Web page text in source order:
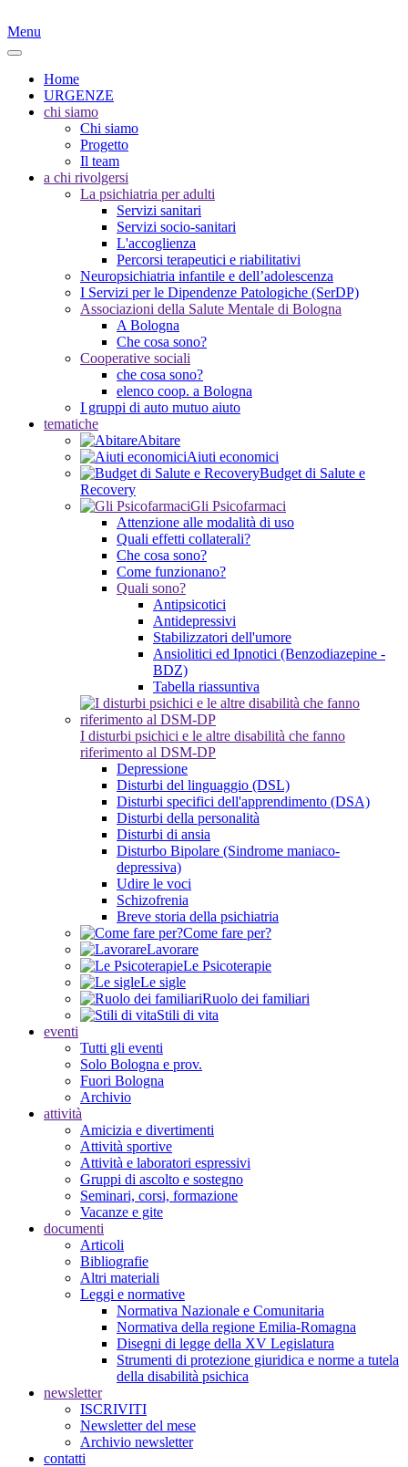
Menu
Home
URGENZE
chi siamo
Chi siamo
Progetto
Il team
a chi rivolgersi
La psichiatria per adulti
Servizi sanitari
Servizi socio-sanitari
L'accoglienza
Percorsi terapeutici e riabilitativi
Neuropsichiatria infantile e dell’adolescenza
I Servizi per le Dipendenze Patologiche (SerDP)
Associazioni della Salute Mentale di Bologna
A Bologna
Che cosa sono?
Cooperative sociali
che cosa sono?
elenco coop. a Bologna
I gruppi di auto mutuo aiuto
tematiche
Abitare
Aiuti economici
Budget di Salute e
Recovery
Gli Psicofarmaci
Attenzione alle modalità di uso
Quali effetti collaterali?
Che cosa sono?
Come funzionano?
Quali sono?
Antipsicotici
Antidepressivi
Stabilizzatori dell'umore
Ansiolitici ed Ipnotici (Benzodiazepine -
BDZ)
Tabella riassuntiva
I disturbi psichici e le altre disabilità che fanno
riferimento al DSM-DP
Depressione
Disturbi del linguaggio (DSL)
Disturbi specifici dell'apprendimento (DSA)
Disturbi della personalità
Disturbi di ansia
Disturbo Bipolare (Sindrome maniaco-
depressiva)
Udire le voci
Schizofrenia
Breve storia della psichiatria
Come fare per?
Lavorare
Le Psicoterapie
Le sigle
Ruolo dei familiari
Stili di vita
eventi
Tutti gli eventi
Solo Bologna e prov.
Fuori Bologna
Archivio
attività
Amicizia e divertimenti
Attività sportive
Attività e laboratori espressivi
Gruppi di ascolto e sostegno
Seminari, corsi, formazione
Vacanze e gite
documenti
Articoli
Bibliografie
Altri materiali
Leggi e normative
Normativa Nazionale e Comunitaria
Normativa della regione Emilia-Romagna
Disegni di legge della XV Legislatura
Strumenti di protezione giuridica e norme a tutela
della disabilità psichica
newsletter
ISCRIVITI
Newsletter del mese
Archivio newsletter
contatti